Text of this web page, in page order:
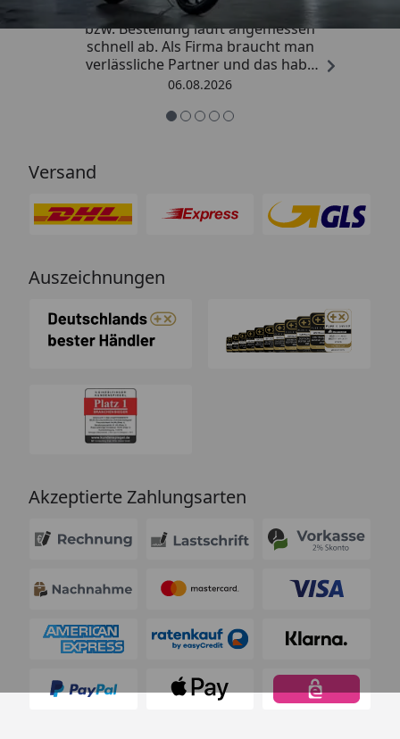
„Die Abwicklung eines Auftrages
bzw. Bestellung läuft angemessen
schnell ab. Als Firma braucht man
verlässliche Partner und das habe
ich hier gefunden.“
06.08.2026
Versand
Auszeichnungen
Akzeptierte Zahlungsarten